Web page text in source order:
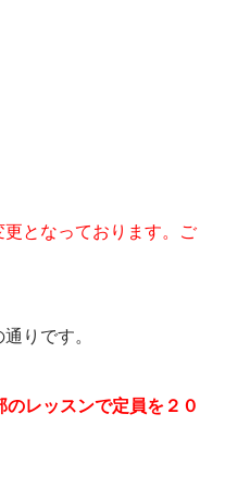
となっております。ご
りです。
のレッスンで定員を２０